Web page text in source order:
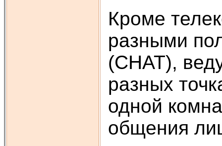
Кроме
разными
(CHAT),
разных
одной
общения